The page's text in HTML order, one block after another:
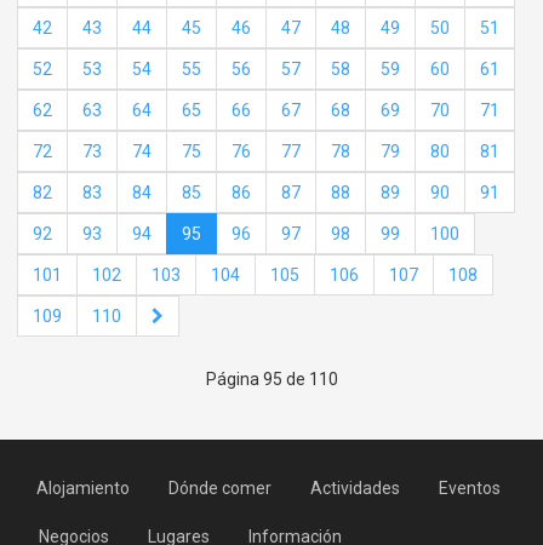
42 43 44 45 46 47 48 49 50 51
52 53 54 55 56 57 58 59 60 61
62 63 64 65 66 67 68 69 70 71
72 73 74 75 76 77 78 79 80 81
82 83 84 85 86 87 88 89 90 91
92 93 94 95 96 97 98 99 100
101 102 103 104 105 106 107 108
109 110
Página 95 de 110
Alojamiento Dónde comer Actividades Eventos
Negocios Lugares Información